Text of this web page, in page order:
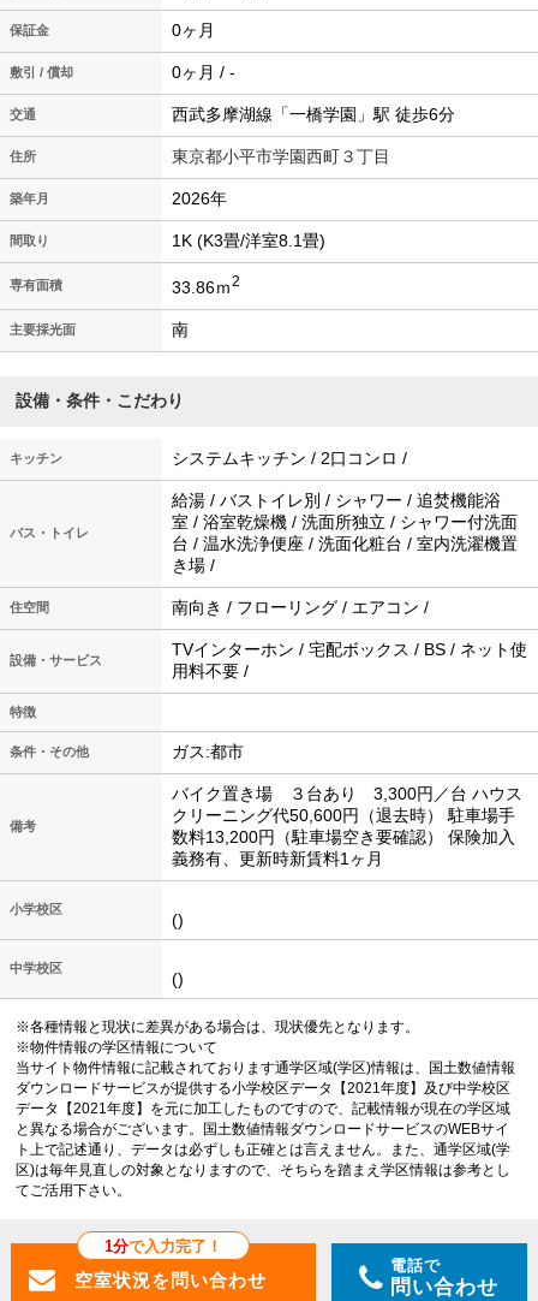
保証金 0ヶ月
敷引 / 償却 0ヶ月 / -
交通 西武多摩湖線「一橋学園」駅 徒歩6分
住所 東京都小平市学園西町３丁目
築年月 2026年
間取り 1K (K3畳/洋室8.1畳)
専有面積 33.86ｍ2
主要採光面 南
設備・条件・こだわり
キッチン システムキッチン / 2口コンロ /
バス・トイレ
給湯 / バストイレ別 / シャワー / 追焚機能浴
室 / 浴室乾燥機 / 洗面所独立 / シャワー付洗面
台 / 温水洗浄便座 / 洗面化粧台 / 室内洗濯機置
き場 /
住空間 南向き / フローリング / エアコン /
設備・サービス
TVインターホン / 宅配ボックス / BS / ネット使
用料不要 /
特徴
条件・その他 ガス:都市
備考
バイク置き場 ３台あり 3,300円／台 ハウス
クリーニング代50,600円（退去時） 駐車場手
数料13,200円（駐車場空き要確認） 保険加入
義務有、更新時新賃料1ヶ月
小学校区
()
中学校区
()
※各種情報と現状に差異がある場合は、現状優先となります。
※物件情報の学区情報について
当サイト物件情報に記載されております通学区域(学区)情報は、国土数値情報
ダウンロードサービスが提供する小学校区データ【2021年度】及び中学校区
データ【2021年度】を元に加工したものですので、記載情報が現在の学区域
と異なる場合がございます。国土数値情報ダウンロードサービスのWEBサイ
ト上で記述通り、データは必ずしも正確とは言えません。また、通学区域(学
区)は毎年見直しの対象となりますので、そちらを踏まえ学区情報は参考とし
てご活用下さい。
1分で入力完了！
電話で
問い合わせ